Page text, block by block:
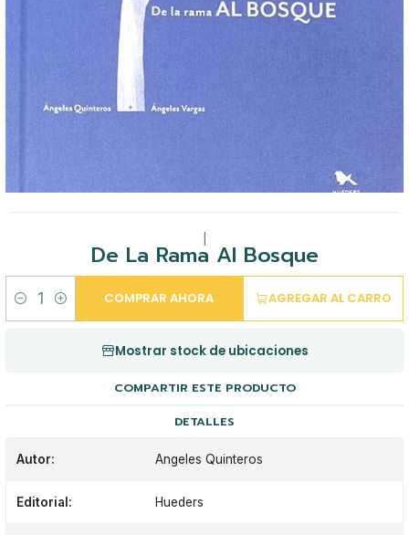
De La Rama Al Bosque
Cantidad
AGREGAR AL CARRO
COMPRAR AHORA
Mostrar stock de ubicaciones
COMPARTIR ESTE PRODUCTO
DETALLES
Autor: Angeles Quinteros
Editorial: Hueders